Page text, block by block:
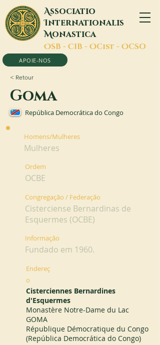
Associatio
Internationalis
Monastica
OSB - CIB - OCist - OCSO
APOIE-NOS
< Retour
Goma
República Democrática do Congo
Homens/Mulheres
Mulheres
Ordem
OCBE
Congregação / Federação
Cisterciense Bernardinas de
Esquermes (OCBE)
Informação
Fundado em 1960.
Endereç
o
Cisterciennes Bernardines
d'Esquermes
Monastère Notre-Dame du Lac
GOMA
République Démocratique du Congo
(República Democrática do Congo)